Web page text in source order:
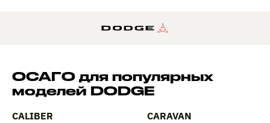
ОСАГО для популярных
моделей DODGE
CALIBER
CARAVAN